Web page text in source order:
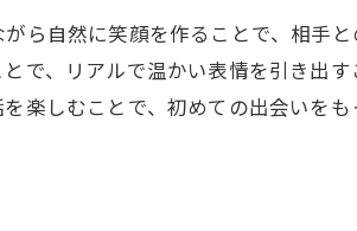
ら自然に笑顔を作ることで、相手
で、リアルで温かい表情を引き出
楽しむことで、初めての出会いを